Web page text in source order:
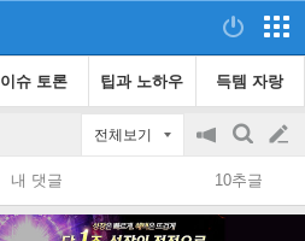
이슈 토론 팁과 노하우 득템 자랑
전체보기
공
지
on/off
검
색
글
쓰
내 댓글 10추글